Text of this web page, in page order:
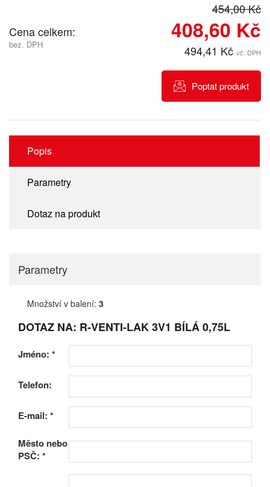
454,00 Kč
Cena celkem:
bez. DPH
408,60 Kč
494,41 Kč vč. DPH
Poptat produkt
Popis
Parametry
Dotaz na produkt
Parametry
Množství v balení: 3
DOTAZ NA: R-VENTI-LAK 3V1 BÍLÁ 0,75L
Jméno: *
Telefon:
E-mail: *
Město nebo
PSČ: *